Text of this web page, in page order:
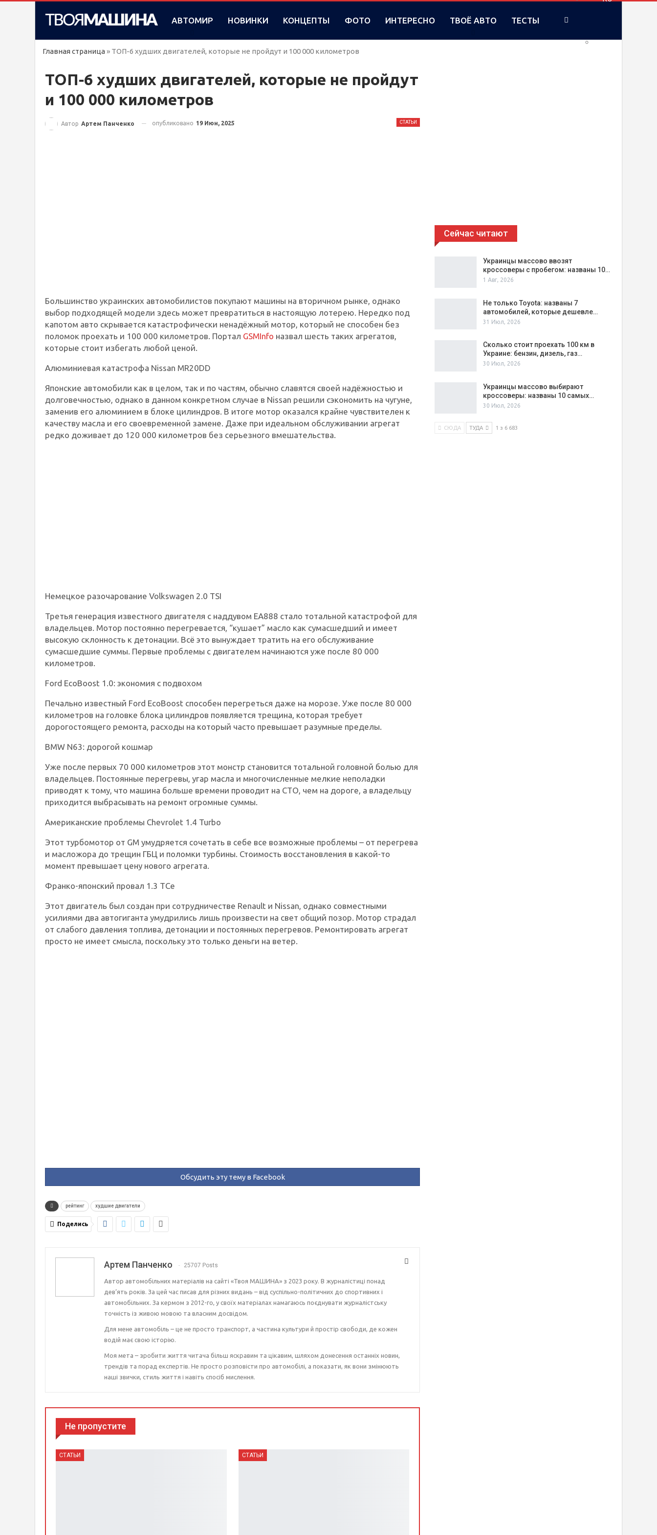
UA
АВТОМИР НОВИНКИ КОНЦЕПТЫ ФОТО ИНТЕРЕСНО ТВОЁ АВТО ТЕСТЫ
Главная страница » ТОП-6 худших двигателей, которые не пройдут и 100 000 километров
ТОП-6 худших двигателей, которые не пройдут
и 100 000 километров
СТАТЬИ
Автор Артем Панченко опубликовано 19 Июн, 2025
Большинство украинских автомобилистов покупают машины на вторичном рынке, однако
выбор подходящей модели здесь может превратиться в настоящую лотерею. Нередко под
капотом авто скрывается катастрофически ненадёжный мотор, который не способен без
поломок проехать и 100 000 километров. Портал GSMInfo назвал шесть таких агрегатов,
которые стоит избегать любой ценой.
Алюминиевая катастрофа Nissan MR20DD
Японские автомобили как в целом, так и по частям, обычно славятся своей надёжностью и
долговечностью, однако в данном конкретном случае в Nissan решили сэкономить на чугуне,
заменив его алюминием в блоке цилиндров. В итоге мотор оказался крайне чувствителен к
качеству масла и его своевременной замене. Даже при идеальном обслуживании агрегат
редко доживает до 120 000 километров без серьезного вмешательства.
Немецкое разочарование Volkswagen 2.0 TSI
Третья генерация известного двигателя с наддувом EA888 стало тотальной катастрофой для
владельцев. Мотор постоянно перегревается, “кушает” масло как сумасшедший и имеет
высокую склонность к детонации. Всё это вынуждает тратить на его обслуживание
сумасшедшие суммы. Первые проблемы с двигателем начинаются уже после 80 000
километров.
Ford EcoBoost 1.0: экономия с подвохом
Печально известный Ford EcoBoost способен перегреться даже на морозе. Уже после 80 000
километров на головке блока цилиндров появляется трещина, которая требует
дорогостоящего ремонта, расходы на который часто превышает разумные пределы.
BMW N63: дорогой кошмар
Уже после первых 70 000 километров этот монстр становится тотальной головной болью для
владельцев. Постоянные перегревы, угар масла и многочисленные мелкие неполадки
приводят к тому, что машина больше времени проводит на СТО, чем на дороге, а владельцу
приходится выбрасывать на ремонт огромные суммы.
Американские проблемы Chevrolet 1.4 Turbo
Этот турбомотор от GM умудряется сочетать в себе все возможные проблемы – от перегрева
и масложора до трещин ГБЦ и поломки турбины. Стоимость восстановления в какой-то
момент превышает цену нового агрегата.
Франко-японский провал 1.3 TCe
Этот двигатель был создан при сотрудничестве Renault и Nissan, однако совместными
усилиями два автогиганта умудрились лишь произвести на свет общий позор. Мотор страдал
от слабого давления топлива, детонации и постоянных перегревов. Ремонтировать агрегат
просто не имеет смысла, поскольку это только деньги на ветер.
Обсудить эту тему в Facebook
рейтинг худшие двигатели
Поделись
Артем Панченко 25707 Posts
Автор автомобільних матеріалів на сайті «Твоя МАШИНА» з 2023 року. В журналістиці понад
дев’ять років. За цей час писав для різних видань – від суспільно-політичних до спортивних і
автомобільних. За кермом з 2012-го, у своїх матеріалах намагаюсь поєднувати журналістську
точність із живою мовою та власним досвідом.
Для мене автомобіль – це не просто транспорт, а частина культури й простір свободи, де кожен
водій має свою історію.
Моя мета – зробити життя читача більш яскравим та цікавим, шляхом донесення останніх новин,
трендів та порад експертів. Не просто розповісти про автомобілі, а показати, як вони змінюють
наші звички, стиль життя і навіть спосіб мислення.
Не пропустите
СТАТЬИ СТАТЬИ
Сейчас читают
Украинцы массово ввозят
кроссоверы с пробегом: названы 10…
1 Авг, 2026
Не только Toyota: названы 7
автомобилей, которые дешевле…
31 Июл, 2026
Сколько стоит проехать 100 км в
Украине: бензин, дизель, газ…
30 Июл, 2026
Украинцы массово выбирают
кроссоверы: названы 10 самых…
30 Июл, 2026
СЮДА ТУДА 1 з 6 683